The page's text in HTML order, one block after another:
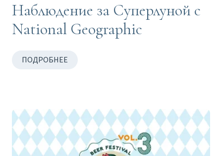
Наблюдение за Суперлуной с
National Geographic
ПОДРОБНЕЕ